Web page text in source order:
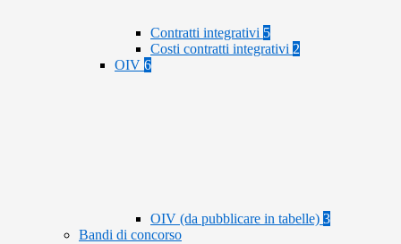
Contratti integrativi 5
Costi contratti integrativi 2
OIV 6
OIV (da pubblicare in tabelle) 3
Bandi di concorso